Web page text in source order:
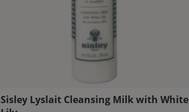
Sisley Lyslait Cleansing Milk with White